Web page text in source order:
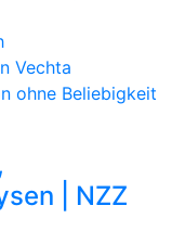
Vechta
ohne Beliebigkeit
| NZZ